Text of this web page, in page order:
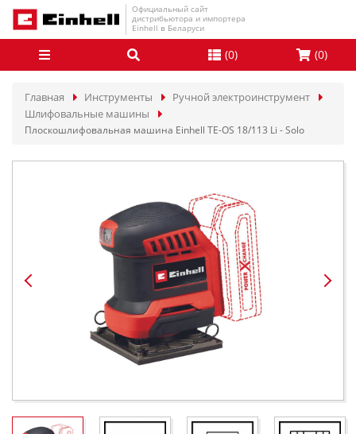
Официальный сайт
дистрибьютора и импортера
Einhell в Беларуси
(0) (0)
Главная Инструменты
Ручной электроинструмент
Шлифовальные машины
Плоскошлифовальная машина Einhell TE-OS 18/113 Li - Solo